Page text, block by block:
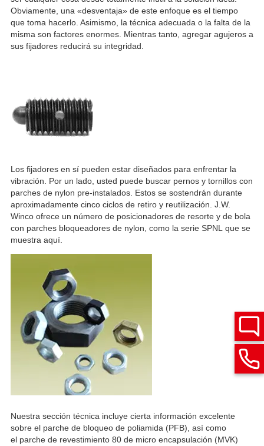
Obviamente, una «desventaja» de este enfoque es el tiempo
que toma hacerlo. Asimismo, la técnica adecuada o la falta de la
misma son factores enormes. Mientras tanto, agregar agujeros a
sus fijadores reducirá su integridad.
Los fijadores en sí pueden estar diseñados para enfrentar la
vibración. Por un lado, usted puede buscar pernos y tornillos con
parches de nylon pre-instalados. Estos se sostendrán durante
aproximadamente cinco ciclos de retiro y reutilización. J.W.
Winco ofrece un número de posicionadores de resorte y de bola
con parches bloqueadores de nylon, como la serie SPNL que se
muestra aquí.
Nuestra sección técnica incluye cierta información excelente
sobre el parche de bloqueo de poliamida (PFB), así como
el parche de revestimiento 80 de micro encapsulación (MVK)